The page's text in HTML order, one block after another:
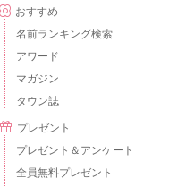
おすすめ
名前ランキング検索
アワード
マガジン
タウン誌
プレゼント
プレゼント＆アンケート
全員無料プレゼント